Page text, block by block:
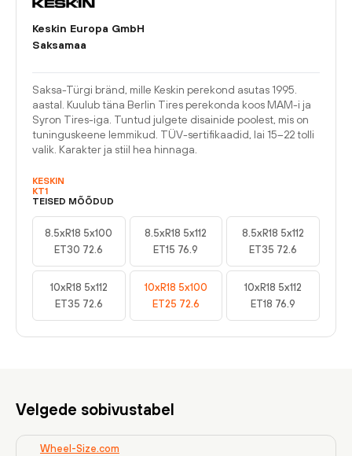
Keskin Europa GmbH
Saksamaa
Saksa-Türgi bränd, mille Keskin perekond asutas 1995.
aastal. Kuulub täna Berlin Tires perekonda koos MAM-i ja
Syron Tires-iga. Tuntud julgete disainide poolest, mis on
tuninguskeene lemmikud. TÜV-sertifikaadid, lai 15–22 tolli
valik. Karakter ja stiil hea hinnaga.
KESKIN
KT1
TEISED MÕÕDUD
8.5xR18 5x100
ET30 72.6
8.5xR18 5x112
ET15 76.9
8.5xR18 5x112
ET35 72.6
10xR18 5x112
ET35 72.6
10xR18 5x100
ET25 72.6
10xR18 5x112
ET18 76.9
Velgede sobivustabel
Wheel-Size.com